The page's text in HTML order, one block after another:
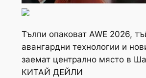
Тълпи опаковат AWE 2026,
авангардни технологии и
заемат централно място в
КИТАЙ ДЕЙЛИ